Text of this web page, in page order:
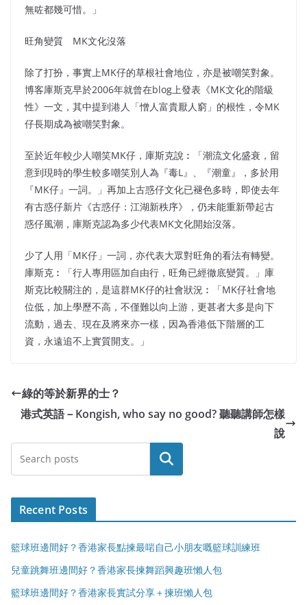
無咗都幾可惜。」
旺角變質 MK文化沒落
除了打扮，事實上MK仔的草根社會地位，亦是被嘲笑對象。
博客庫斯克早於2006年就曾在blog上發表《MK文化的階級
性》一文，其中提到港人「憎人富貴厭人窮」的根性，令MK
仔長期成為被嘲笑對象。
至於近年較少人嘲笑MK仔，庫斯克說︰「潮流文化盛衰，留
意到現時的學生較多嘲笑別人為『毒L』、『潮童』，多於用
『MK仔』一詞。」再加上古惑仔文化已褪色多時，即使去年
有古惑仔新片《古惑仔：江湖新秩序》，仍未能重新帶起古
惑仔風潮，庫斯克認為多少代表MK文化開始沒落。
少了人用「MK仔」一詞，亦代表大眾對旺角的看法有轉變。
庫斯克︰「行人專用區加自由行，旺角已經徹底變質。」庫
斯克比較關注的，是這群MK仔的社會狀況︰「MK仔社會地
位低，加上學歷不高，不僅難以向上游，更甚者大多是向下
流動，過去、現在及將來亦一樣，因為香港低下階層的工
資，永遠追不上實質開支。」
綠的等於新界的士？
港式英語－Kongish, who say no good? 聽聽講師怎樣
說
Search
Recent Posts
籃球班邊間好？香港家長點揀最啱自己小朋友嘅籃球訓練班
兒童跳舞班邊間好？香港家長揀舞蹈興趣班懶人包
籃球班邊間好？香港家長實試分享＋揀班懶人包